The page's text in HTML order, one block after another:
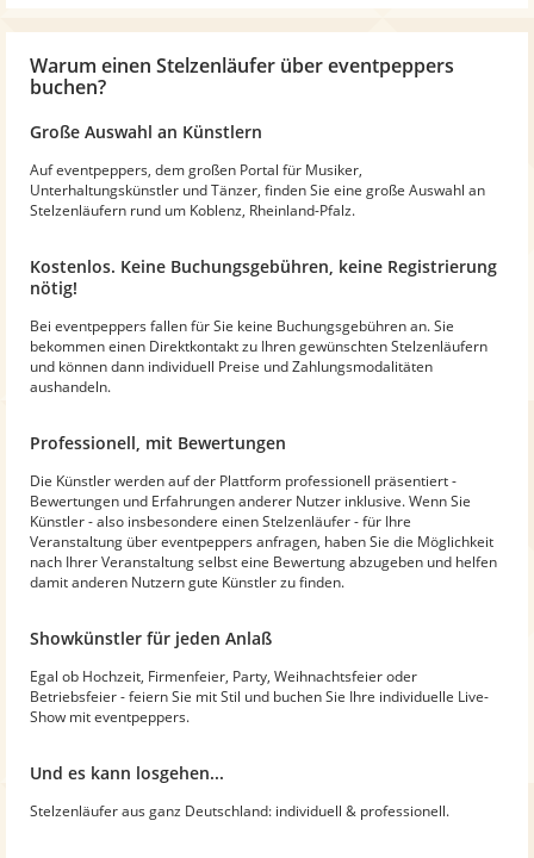
Warum einen Stelzenläufer über eventpeppers
buchen?
Große Auswahl an Künstlern
Auf eventpeppers, dem großen Portal für Musiker,
Unterhaltungskünstler und Tänzer, finden Sie eine große Auswahl an
Stelzenläufern rund um Koblenz, Rheinland-Pfalz.
Kostenlos. Keine Buchungsgebühren, keine Registrierung
nötig!
Bei eventpeppers fallen für Sie keine Buchungsgebühren an. Sie
bekommen einen Direktkontakt zu Ihren gewünschten Stelzenläufern
und können dann individuell Preise und Zahlungsmodalitäten
aushandeln.
Professionell, mit Bewertungen
Die Künstler werden auf der Plattform professionell präsentiert -
Bewertungen und Erfahrungen anderer Nutzer inklusive. Wenn Sie
Künstler - also insbesondere einen Stelzenläufer - für Ihre
Veranstaltung über eventpeppers anfragen, haben Sie die Möglichkeit
nach Ihrer Veranstaltung selbst eine Bewertung abzugeben und helfen
damit anderen Nutzern gute Künstler zu finden.
Showkünstler für jeden Anlaß
Egal ob Hochzeit, Firmenfeier, Party, Weihnachtsfeier oder
Betriebsfeier - feiern Sie mit Stil und buchen Sie Ihre individuelle Live-
Show mit eventpeppers.
Und es kann losgehen...
Stelzenläufer aus ganz Deutschland: individuell & professionell.